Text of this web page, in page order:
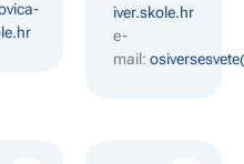
iver.skole.hr
e-
mail: